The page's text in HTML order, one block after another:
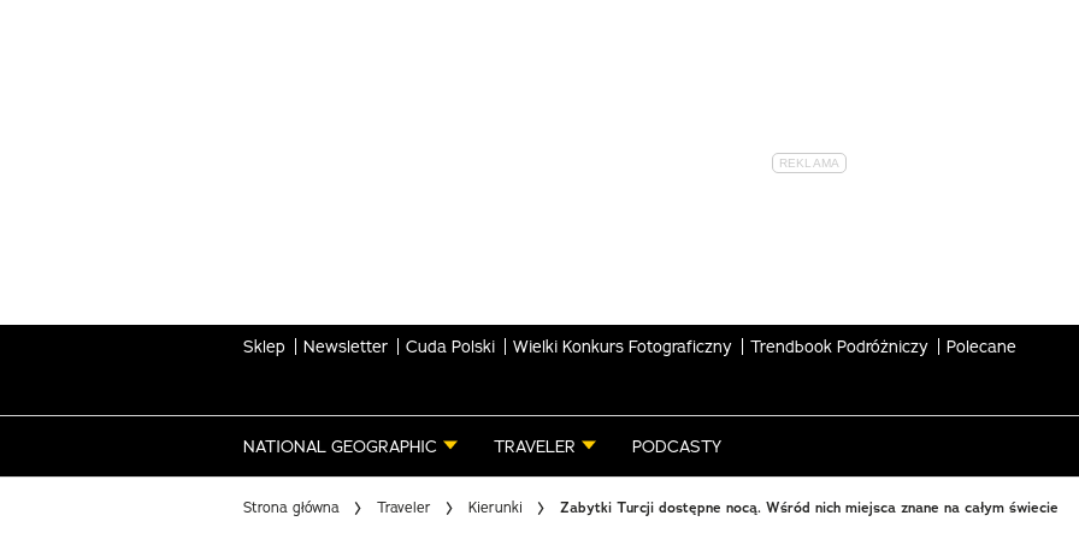
Sklep Newsletter Cuda Polski Wielki Konkurs Fotograficzny Trendbook Podróżniczy Polecane
NATIONAL GEOGRAPHIC TRAVELER PODCASTY
Strona główna Traveler Kierunki Zabytki Turcji dostępne nocą. Wśród nich miejsca znane na całym świecie